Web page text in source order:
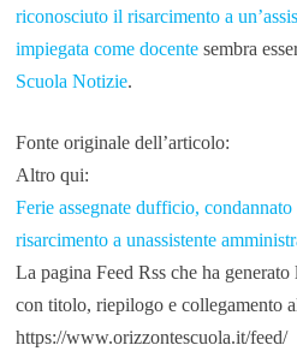
riconosciuto il risarcimento a
impiegata come docentesembra
Scuola Notizie.
Fonte originale dell’articolo:
Altro qui:
Ferie assegnate dufficio,
risarcimento a unassistente
La pagina Feed Rss che ha
con titolo, riepilogo e collegamento
https://www.orizzontescuola.it/feed/